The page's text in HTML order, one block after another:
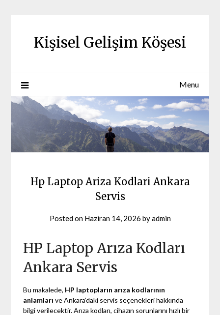
Kişisel Gelişim Köşesi
Menu
Hp Laptop Ariza Kodlari Ankara
Servis
Posted on Haziran 14, 2026 byadmin
HP Laptop Arıza Kodları
Ankara Servis
Bu makalede, HP laptopların arıza kodlarının
anlamları ve Ankara’daki servis seçenekleri hakkında
bilgi verilecektir. Arıza kodları, cihazın sorunlarını hızlı bir